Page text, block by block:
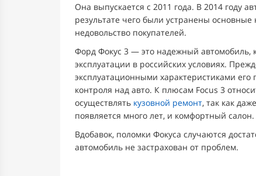
Она выпускается с 2011 года. В 2014 году
результате чего были устранены
недовольство покупателей.
Форд Фокус 3 — это надежный автомобиль,
эксплуатации в российских условиях.
эксплуатационными характеристиками
контроля над авто. К плюсам Focus 3
осуществлять кузовной ремонт, так как
появляется много лет, и комфортный салон.
Вдобавок, поломки Фокуса случаются
автомобиль не застрахован от проблем.